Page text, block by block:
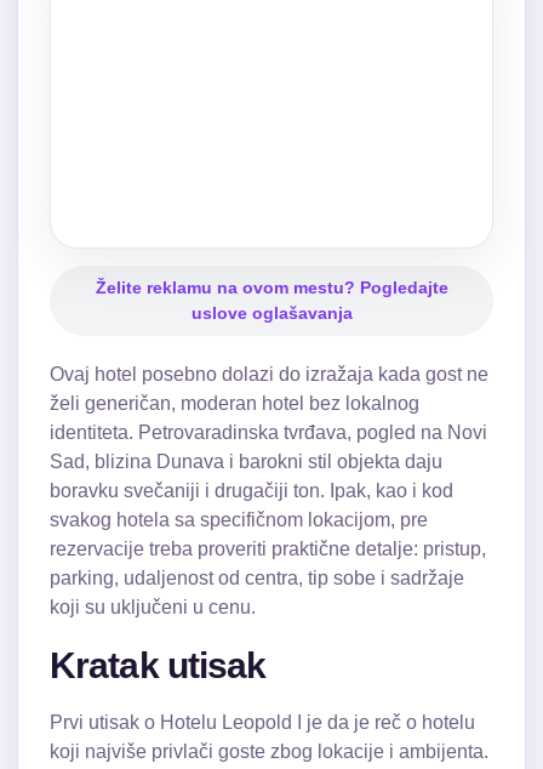
Želite reklamu na ovom mestu? Pogledajte
uslove oglašavanja
Ovaj hotel posebno dolazi do izražaja kada gost ne
želi generičan, moderan hotel bez lokalnog
identiteta. Petrovaradinska tvrđava, pogled na Novi
Sad, blizina Dunava i barokni stil objekta daju
boravku svečaniji i drugačiji ton. Ipak, kao i kod
svakog hotela sa specifičnom lokacijom, pre
rezervacije treba proveriti praktične detalje: pristup,
parking, udaljenost od centra, tip sobe i sadržaje
koji su uključeni u cenu.
Kratak utisak
Prvi utisak o Hotelu Leopold I je da je reč o hotelu
koji najviše privlači goste zbog lokacije i ambijenta.